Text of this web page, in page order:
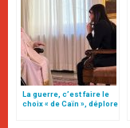
La guerre, c’est faire le
choix « de Caïn », déplore